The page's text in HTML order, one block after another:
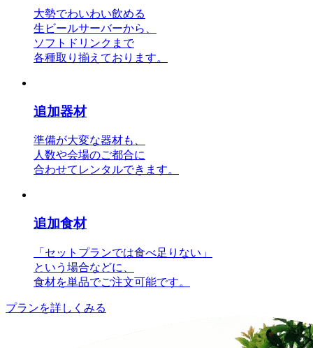
大勢でわいわい飲める
生ビールサーバーから、
ソフトドリンクまで
各種取り揃えております。
追加器材
準備が大変な器材も、
人数や会場のご都合に
合わせてレンタルできます。
追加食材
「セットプランでは食べ足りない」
という場合などに、
食材を単品でご注文可能です。
プランを詳しくみる